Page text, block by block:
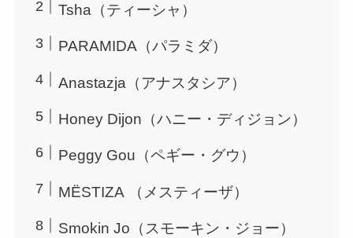
Tsha（ティーシャ）
PARAMIDA（パラミダ）
Anastazja（アナスタシア）
Honey Dijon（ハニー・ディジョン）
Peggy Gou（ペギー・グウ）
MËSTIZA （メスティーザ）
Smokin Jo（スモーキン・ジョー）